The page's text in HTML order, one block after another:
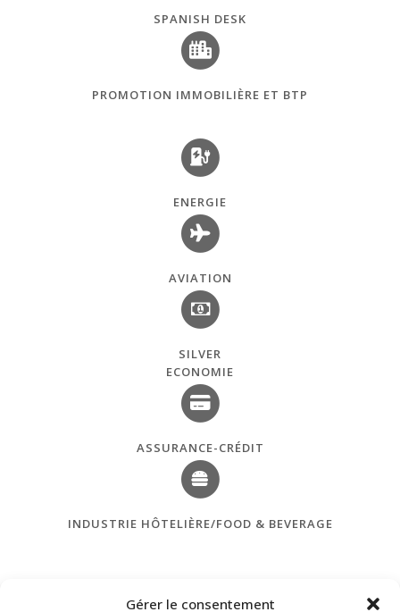
Gérer le consentement
SPANISH DESK
PROMOTION IMMOBILIÈRE ET BTP
ENERGIE
AVIATION
SILVER
ECONOMIE
ASSURANCE-CRÉDIT
INDUSTRIE HÔTELIÈRE/FOOD & BEVERAGE